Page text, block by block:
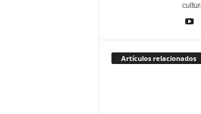
Artículos relacionados